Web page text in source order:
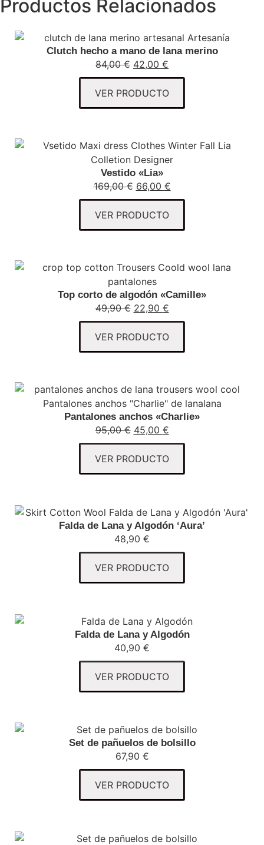
Productos Relacionados
Clutch hecho a mano de lana merino
84,00€ 42,00 €
VER PRODUCTO
Vestido «Lia»
169,00€ 66,00 €
VER PRODUCTO
Top corto de algodón «Camille»
49,90€ 22,90 €
VER PRODUCTO
Pantalones anchos «Charlie»
95,00€ 45,00 €
VER PRODUCTO
Falda de Lana y Algodón ‘Aura’
48,90 €
VER PRODUCTO
Falda de Lana y Algodón
40,90 €
VER PRODUCTO
Set de pañuelos de bolsillo
67,90 €
VER PRODUCTO